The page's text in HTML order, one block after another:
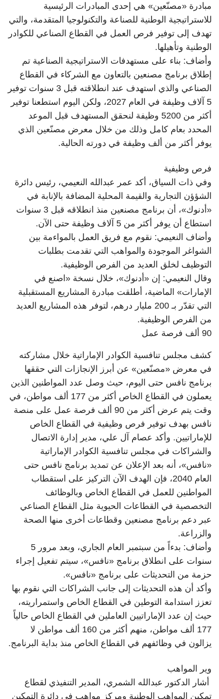
مبادرة «مصنّعين» هي إحدى المبادرات الرئيسية
للاستراتيجية الوطنية للصناعة والتكنولوجيا المتقدمة، والتي
تهدف إلى توفير فرص العمل في القطاع الصناعي للكوادر
الوطنية وتأهيلها.
وأضاف: بناء على مستهدفات الاستراتيجية الصناعية تم
إطلاق برنامج مصنعين بالتعاون مع الشركاء في القطاع
الصناعي والذي استهدف عند انطلاقته قبل 3 سنوات توفير
5 آلاف وظيفة في العام 2027، ولكن اليوم استطعنا توفير
أكثر من 5200 وظيفة لنحقق المستهدف قبل الموعد
المحدد بعام كامل وذلك من خلال معرض مصنّعين الذي
يوفر أكثر من ألف وظيفة في دورته الحالية.
فرص وظيفية
وفي ذات السياق، أكد عمر عبدالله النعيمي، رئيس دائرة
الشؤؤن التجارية والقيمة المحلية المضافة بالإنابة في
«أدنوك»، أن برنامج مصنعين منذ انطلاقه قبل 3 سنوات
استطاع أن يوفر أكثر من 5 آلاف وظيفة حتى الآن.
وأضاف النعيمي: نقوم مع فريق العمل بالمواءمة بين
الشواغر الموجودة والمواهب التي تقدمت بطلبات
التوظيف لخلق العديد من الفرص الوظيفية.
وقال النعيمي: إن «أدنوك»، خلال نسخة «اصنع في
الإمارات» الماضية، أطلقت مبادرة المشاريع المستقبلية
التي تقدّر بـ 200 مليار درهم، لتوفر هذه المشاريع العديد
من الفرص الوظيفية.
90 ألف فرصة عمل
كشف مجلس تنافسية الكوادر الإماراتية خلال مشاركته
في معرض «مصنّعين» عن أبرز الإنجازات التي حققها
برنامج نافس حتى اليوم، حيث وصل عدد المواطنين الذين
يعملون في القطاع الخاص أكثر من 177 ألف مواطن، في
وقت يتم عرض أكثر من 90 ألف فرصة عمل على منصة
نافس بهدف توفير فرص وظيفية في القطاع الخاص
للإماراتيين. وأكد عصام آل علي، مدير إدارة الاتصال
والشراكات في مجلس تنافسية الكوادر الإماراتية
«نافس»، أنه بعد الإعلان عن تمديد برنامج نافس حتى
العام 2040، فإن الهدف الآن التركيز على استقطاب
المواطنين للعمل في القطاع الخاص وبالوظائف
التخصصية في القطاعات الحيوية مثل القطاع الصناعي
عبر دعم برنامج مصنعين وقطاعات أخرى منها الصحة
والزراعة.
وأضاف: بدءاً من سبتمبر العام الجاري، وبعد مرور 5
سنوات على انطلاق برنامج «نافس»، سيتم تفعيل إجراء
حزمة من التحديثات على برنامج «نافس».
وأكد أن هذه التحديثات إلى جانب الشراكات التي نقوم بها
تعزز استدامة التوطين في القطاع الخاص واستمراريته،
حيث إن عدد الإماراتيين العاملين في القطاع الخاص حالياً
177 ألف مواطن، منهم أكثر من 160 ألف مواطن لا
يزالون في وظائفهم في القطاع الخاص منذ بداية البرنامج.
وير المواهب
أشار الدكتور عبدالله الشمري، المدير التنفيذي لقطاع
تمكين المواهب الوطنية ومركز مواهب في دائرة التمكين